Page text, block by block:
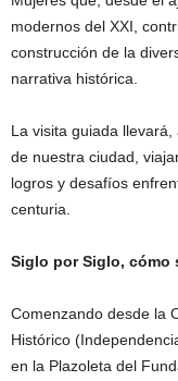
modernos del XXI,
construcción de la
narrativa histórica.
La visita guiada
de nuestra ciudad,
logros y desafíos
centuria.
Siglo por Siglo, cómo
Comenzando desde la
Histórico
en la Plazoleta del